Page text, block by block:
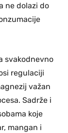
ne dolazi do
svakodnevno
regulaciji
važan
Sadrže i
koje
mangan i